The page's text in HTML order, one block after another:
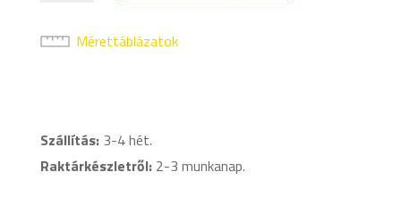
Kabát Mérettáblázatok
Szállítás:3-4 hét.
Raktárkészletről:2-3 munkanap.